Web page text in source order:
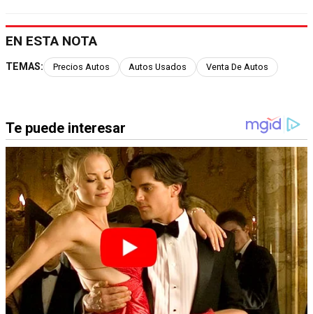
EN ESTA NOTA
TEMAS: Precios Autos Autos Usados Venta De Autos